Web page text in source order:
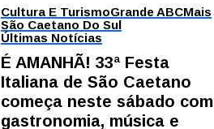
Cultura E TurismoGrande ABCMais
São Caetano Do Sul
Últimas Notícias
É AMANHÃ! 33ª Festa
Italiana de São Caetano
começa neste sábado com
gastronomia, música e